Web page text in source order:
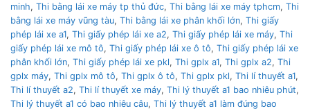
minh, Thi bằng lái xe máy tp thủ đức, Thi bằng lái xe máy tphcm, Thi
bằng lái xe máy vũng tàu, Thi bằng lái xe phân khối lớn, Thi giấy
phép lái xe a1, Thi giấy phép lái xe a2, Thi giấy phép lái xe máy, Thi
giấy phép lái xe mô tô, Thi giấy phép lái xe ô tô, Thi giấy phép lái xe
phân khối lớn, Thi giấy phép lái xe pkl, Thi gplx a1, Thi gplx a2, Thi
gplx máy, Thi gplx mô tô, Thi gplx ô tô, Thi gplx pkl, Thi lí thuyết a1,
Thi lí thuyết a2, Thi lí thuyết xe máy, Thi lý thuyết a1 bao nhiêu phút,
Thi lý thuyết a1 có bao nhiêu câu, Thi lý thuyết a1 làm đúng bao